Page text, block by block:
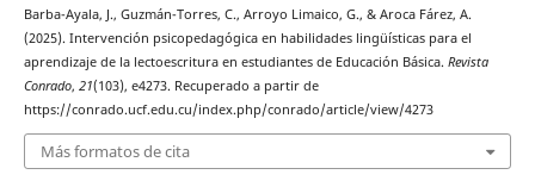
Barba-Ayala, J., Guzmán-Torres, C., Arroyo Limaico, G., & Aroca Fárez, A.
(2025). Intervención psicopedagógica en habilidades lingüísticas para el
aprendizaje de la lectoescritura en estudiantes de Educación Básica. Revista
Conrado, 21(103), e4273. Recuperado a partir de
https://conrado.ucf.edu.cu/index.php/conrado/article/view/4273
Más formatos de cita